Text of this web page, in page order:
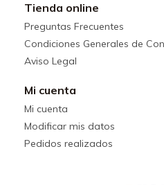
Tienda online
Preguntas Frecuentes
Condiciones Generales de
Aviso Legal
Mi cuenta
Mi cuenta
Modificar mis datos
Pedidos realizados